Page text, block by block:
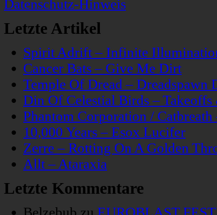
Datenschutz-Hinweis
Letzte Artikel
Spirit Adrift – Infinite
Cancer Bats – Give Me Dirt
Temple Of Dread – Dreadspawn
Din Of Celestial Birds –
Phantom Corporation /
10,000 Years – Esox Lucifer
Zerre – Rotting On A Golden
Allt – Ataraxia
Letzte Kommentare